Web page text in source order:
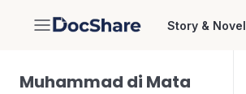
DocShare Story & Novel
Muhammad di Mata